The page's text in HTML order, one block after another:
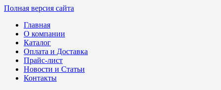
Полная версия сайта
Главная
О компании
Каталог
Оплата и Доставка
Прайс-лист
Новости и Статьи
Контакты